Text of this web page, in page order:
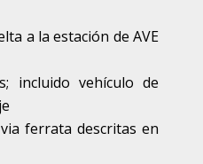
a la estación de AVE
incluido vehículo de
ferrata descritas en